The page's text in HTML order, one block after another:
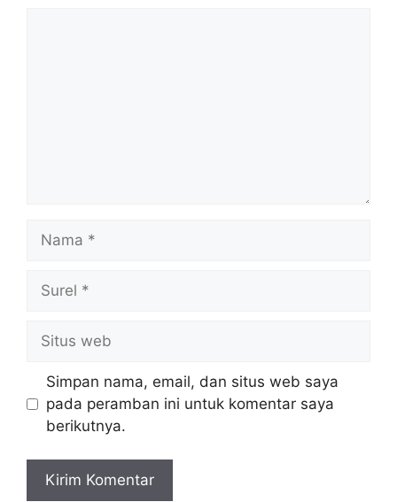
web
Simpan nama, email, dan situs web saya
pada peramban ini untuk komentar saya
berikutnya.